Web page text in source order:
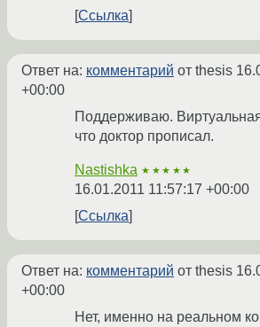
Ссылка
Ответ на: комментарий от thesis
+00:00
Поддерживаю.
что доктор прописал.
Nastishka ★★★★★
16.01.2011 11:57:17 +00:00
Ссылка
Ответ на: комментарий от thesis
+00:00
Нет, именно на реальном